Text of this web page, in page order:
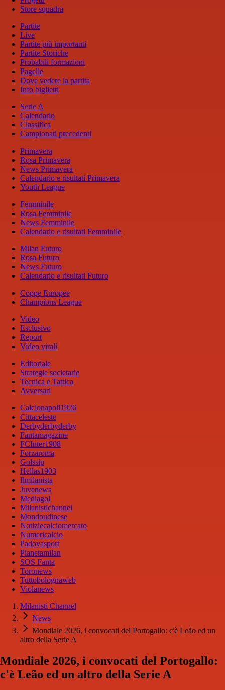
Store squadra
Partite
Live
Partite più importanti
Partite Storiche
Probabili formazioni
Pagelle
Dove vedere la partita
Info biglietti
Serie A
Calendario
Classifica
Campionati precedenti
Primavera
Rosa Primavera
News Primavera
Calendario e risultati Primavera
Youth League
Femminile
Rosa Femminile
News Femminile
Calendario e risultati Femminile
Milan Futuro
Rosa Futuro
News Futuro
Calendario e risultati Futuro
Coppe Europee
Champions League
Video
Esclusivo
Report
Video virali
Editoriale
Strategie societarie
Tecnica e Tattica
Avversari
Calcionapoli1926
Cittaceleste
Derbyderbyderby
Fantamagazine
FCInter1908
Forzaroma
Golssip
Hellas1903
Ilmilanista
Juvenews
Mediagol
Milanistichannel
Mondoudinese
Notiziecalciomercato
Numericalcio
Padovasport
Pianetamilan
SOS Fanta
Toronews
Tuttobolognaweb
Violanews
Milanisti Channel
News
Mondiale 2026, i convocati del Portogallo: c'è Leão ed un
altro della Serie A
Mondiale 2026, i convocati del Portogallo:
c'è Leão ed un altro della Serie A